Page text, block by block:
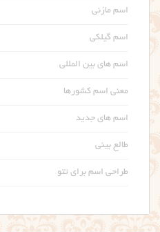
اسم مازنی
اسم گیلکی
اسم های بین المللی
معنی اسم کشورها
اسم های جدید
طالع بینی
طراحی اسم برای تتو